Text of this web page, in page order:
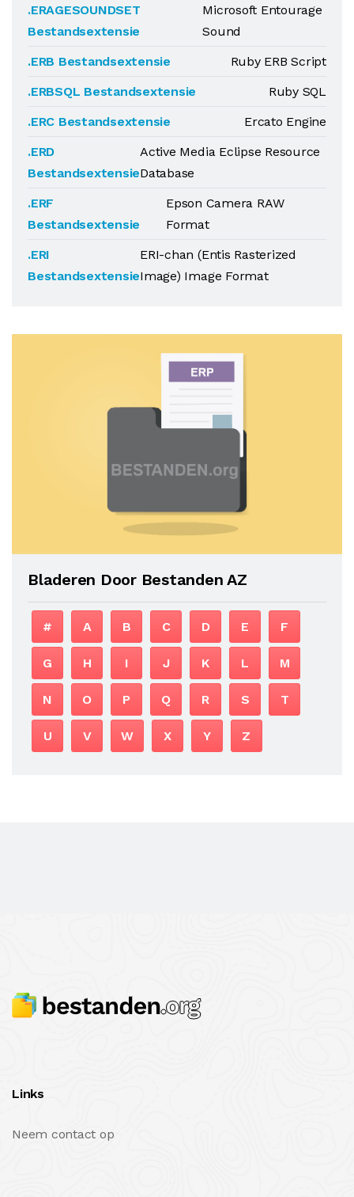
.ERAGESOUNDSET
Bestandsextensie
Microsoft Entourage
Sound
.ERB Bestandsextensie
Ruby ERB Script
.ERBSQL Bestandsextensie
Ruby SQL
.ERC Bestandsextensie
Ercato Engine
.ERD
Bestandsextensie
Active Media Eclipse Resource
Database
.ERF
Bestandsextensie
Epson Camera RAW
Format
.ERI
Bestandsextensie
ERI-chan (Entis Rasterized
Image) Image Format
Bladeren Door Bestanden AZ
# A B C D E F
G H I J K L M
N O P Q R S T
U V W X Y Z
Links
Neem contact op